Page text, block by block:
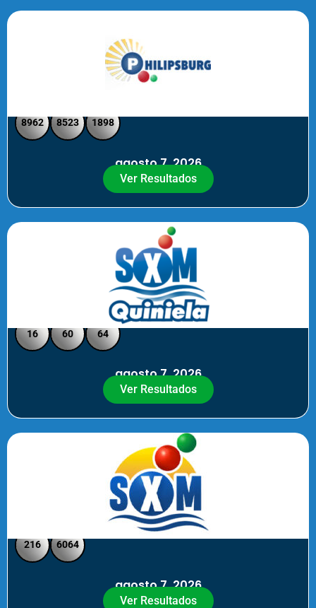
8962 8523 1898
agosto 7, 2026
Ver Resultados
Quiniela SXM - Noche
16 60 64
agosto 7, 2026
Ver Resultados
SXM Noche - Pick 3 Pick 4
216 6064
agosto 7, 2026
Ver Resultados